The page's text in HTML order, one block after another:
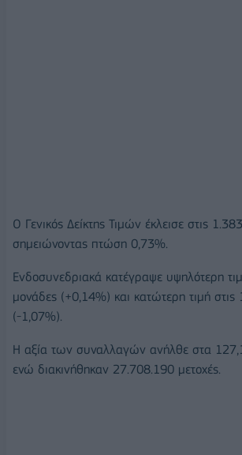
O Γενικός Δείκτης Τιμών έκλεισε στις
σημειώνοντας πτώση 0,73%.
Ενδοσυνεδριακά κατέγραψε υψηλότερη
μονάδες (+0,14%) και κατώτερη τιμή
(-1,07%).
Η αξία των συναλλαγών ανήλθε στα
ενώ διακινήθηκαν 27.708.190 μετοχές.